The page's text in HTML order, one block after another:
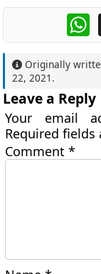
Originally
22, 2021 .
Leave a Reply
Your email
Required
Comment*